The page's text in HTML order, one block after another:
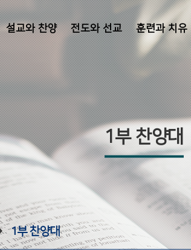
설교와 찬양 전도와 선교 훈련과 치유
1부 찬양대
1부 찬양대